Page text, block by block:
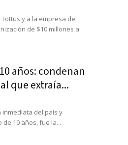
y a la empresa de
de $10 millones a
años: condenan
que extraía...
inmediata del país y
10 años, fue la...